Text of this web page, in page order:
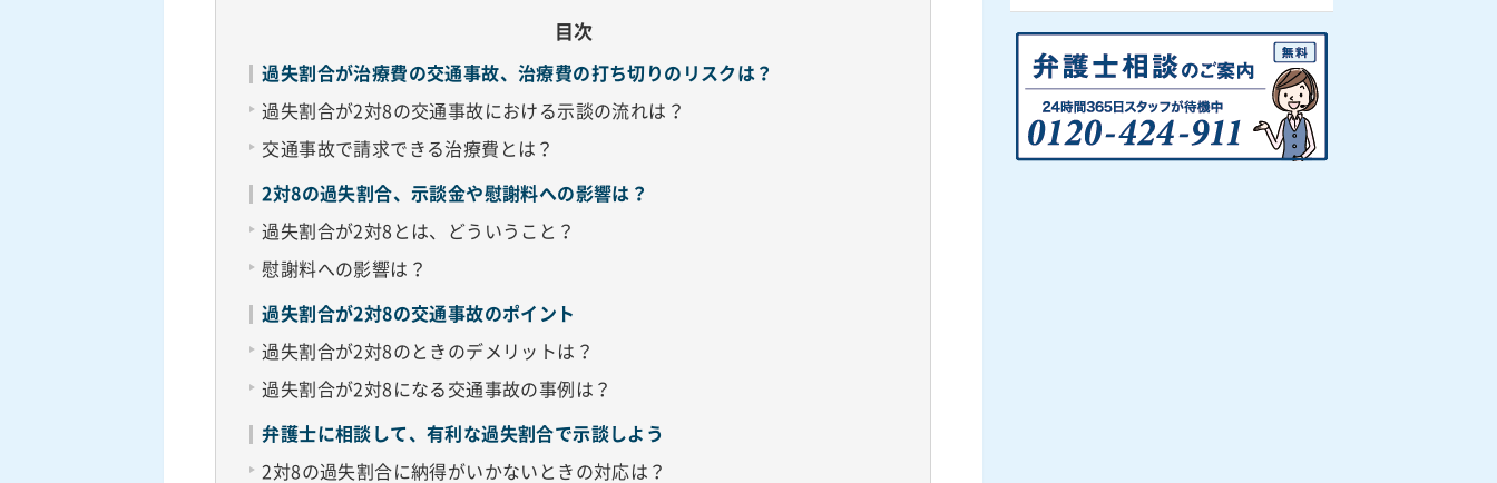
目次
過失割合が治療費の交通事故、治療費の打ち切りのリスクは？
過失割合が2対8の交通事故における示談の流れは？
交通事故で請求できる治療費とは？
2対8の過失割合、示談金や慰謝料への影響は？
過失割合が2対8とは、どういうこと？
慰謝料への影響は？
過失割合が2対8の交通事故のポイント
過失割合が2対8のときのデメリットは？
過失割合が2対8になる交通事故の事例は？
弁護士に相談して、有利な過失割合で示談しよう
2対8の過失割合に納得がいかないときの対応は？